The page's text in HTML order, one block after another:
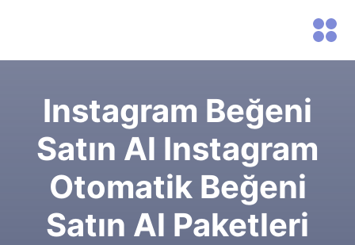
Instagram Beğeni
Satın Al Instagram
Otomatik Beğeni
Satın Al Paketleri